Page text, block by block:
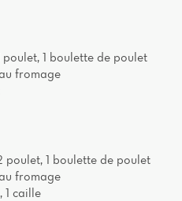
poulet, 1 boulette de poulet
fromage
poulet, 1 boulette de poulet
fromage
1 caille